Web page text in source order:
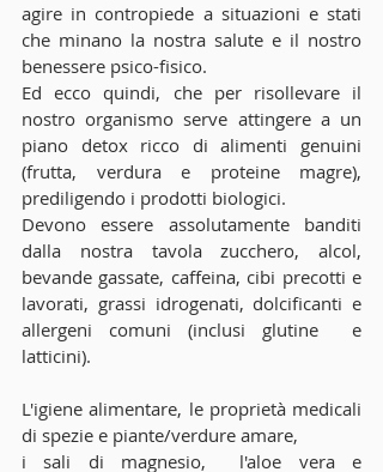
agire in contropiede a situazioni e stati
che minano la nostra salute e il nostro
benessere psico-fisico.
Ed ecco quindi, che per risollevare il
nostro organismo serve attingere a un
piano detox ricco di alimenti genuini
(frutta, verdura e proteine magre),
prediligendo i prodotti biologici.
Devono essere assolutamente banditi
dalla nostra tavola zucchero, alcol,
bevande gassate, caffeina, cibi precotti e
lavorati, grassi idrogenati, dolcificanti e
allergeni comuni (inclusi glutine  e
latticini).
L'igiene alimentare, le proprietà medicali
di spezie e piante/verdure amare,
i sali di magnesio,  l'aloe vera e